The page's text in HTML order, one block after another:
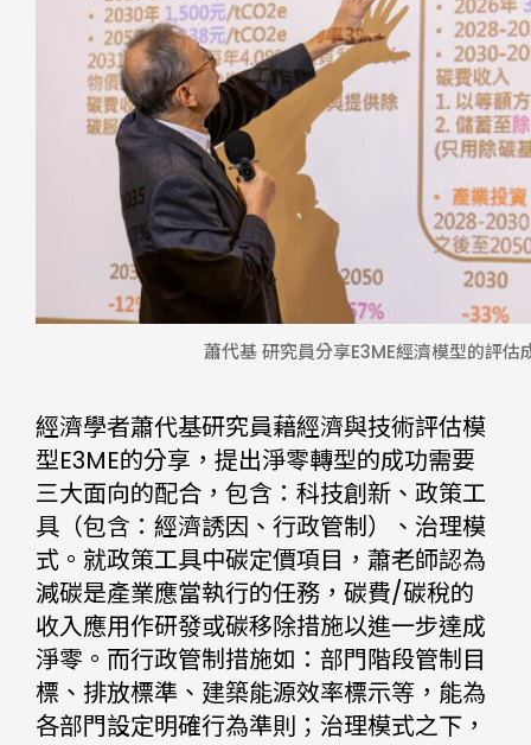
蕭代基 研究員分享E3ME經濟模型的評估
經濟學者蕭代基研究員藉經濟與技術評估模
型E3ME的分享，提出淨零轉型的成功需要
三大面向的配合，包含：科技創新、政策工
具（包含：經濟誘因、行政管制）、治理模
式。就政策工具中碳定價項目，蕭老師認為
減碳是產業應當執行的任務，碳費/碳稅的
收入應用作研發或碳移除措施以進一步達成
淨零。而行政管制措施如：部門階段管制目
標、排放標準、建築能源效率標示等，能為
各部門設定明確行為準則；治理模式之下，